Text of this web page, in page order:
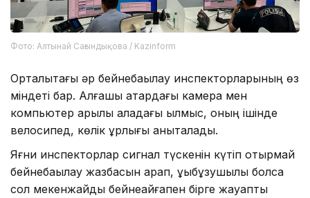
Фото: Алтынай Сағындықова / Kazinform
Орталықтағы әр бейнебақылау инспекторларының өз
міндеті бар. Алғашқы қатардағы камера мен
компьютер арқылы қаладағы қылмыс, оның ішінде
велосипед, көлік ұрлығы анықталады.
Яғни инспекторлар сигнал түскенін күтіп отырмай
бейнебақылау жазбасын қарап, құқықбұзушылық болса
сол мекенжайды бейнеайғақпен бірге жауапты